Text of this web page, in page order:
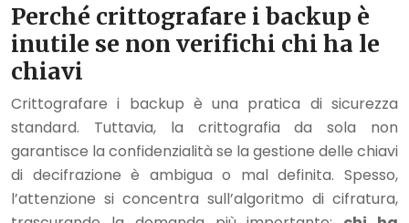
Perché crittografare i backup è
inutile se non verifichi chi ha le
chiavi
Crittografare i backup è una pratica di sicurezza
standard. Tuttavia, la crittografia da sola non
garantisce la confidenzialità se la gestione delle chiavi
di decifrazione è ambigua o mal definita. Spesso,
l’attenzione si concentra sull’algoritmo di cifratura,